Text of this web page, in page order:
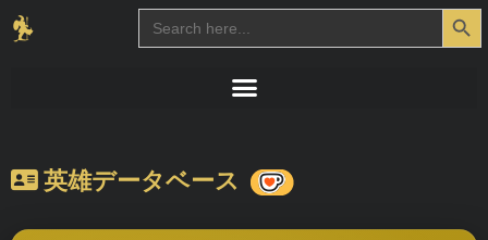
Search
for:
Search Button
英雄データベース